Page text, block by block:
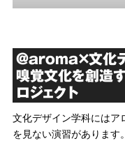
＠aroma×文化
嗅覚文化を創造
ロジェクト
文化デザイン学科にはア
を見ない演習がありま